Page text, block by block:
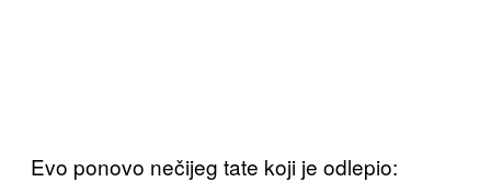
Evo ponovo nečijeg tate koji je odlepio: